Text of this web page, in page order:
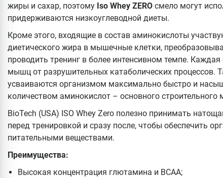
жиры и сахар, поэтому Iso Whey ZERO смело могут
придерживаются низкоуглеводной диеты.
Кроме этого, входящие в состав аминокислоты
диетического жира в мышечные клетки,
проводить тренинг в более интенсивном темпе.
мышц от разрушительных катаболических процессов.
усваиваются организмом максимально быстро и
количеством аминокислот – основного строительного
BioTech (USA) ISO Whey Zero полезно принимать
перед тренировкой и сразу после, чтобы обеспечить
питательными веществами.
Преимущества:
Высокая концентрация глютамина и ВСАА;